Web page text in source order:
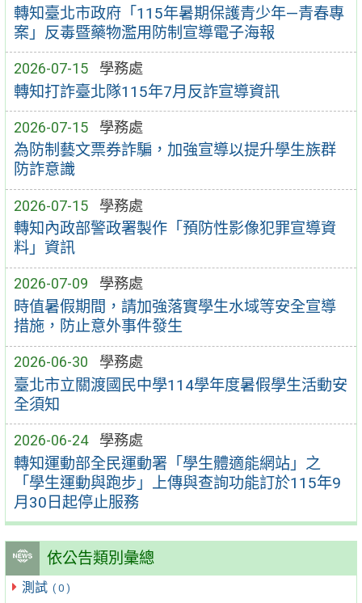
轉知臺北市政府「115年暑期保護青少年—青春專
案」反毒暨藥物濫用防制宣導電子海報
2026-07-15 學務處
轉知打詐臺北隊115年7月反詐宣導資訊
2026-07-15 學務處
為防制藝文票券詐騙，加強宣導以提升學生族群
防詐意識
2026-07-15 學務處
轉知內政部警政署製作「預防性影像犯罪宣導資
料」資訊
2026-07-09 學務處
時值暑假期間，請加強落實學生水域等安全宣導
措施，防止意外事件發生
2026-06-30 學務處
臺北市立關渡國民中學114學年度暑假學生活動安
全須知
2026-06-24 學務處
轉知運動部全民運動署「學生體適能網站」之
「學生運動與跑步」上傳與查詢功能訂於115年9
月30日起停止服務
依公告類別彙總
測試 ( 0 )